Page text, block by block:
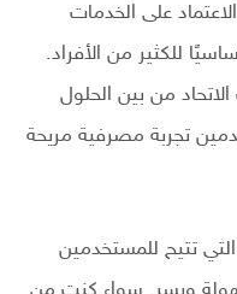
على الخدمات
للكثير من الأفراد.
من بين الحلول
تجربة مصرفية مريحة
التي تتيح للمستخدمين